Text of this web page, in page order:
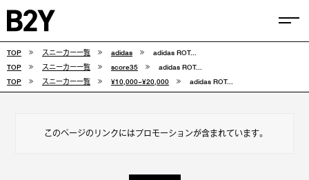
COLUMN
FEATURE
TOP スニーカー一覧 adidas
adidas ROT...
TOP
スニーカー一覧 score35
adidas ROT...
TOP
スニーカー一覧 ¥10,000~¥20,000 adidas ROT...
このページのリンクにはプロモーションが含まれています。